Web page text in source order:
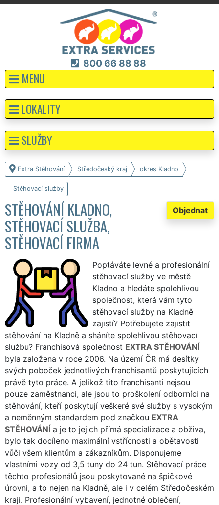
800 66 88 88
MENU
Extra Stěhování Středočeský kraj okres Kladno
Stěhovací služby
Objednat
STĚHOVÁNÍ KLADNO,
STĚHOVACÍ SLUŽBA,
STĚHOVACÍ FIRMA
Poptáváte levné a profesionální
stěhovací služby ve městě
Kladno a hledáte spolehlivou
společnost, která vám tyto
stěhovací služby na Kladně
zajistí? Potřebujete zajistit
stěhování na Kladně a sháníte spolehlivou stěhovací
službu? Franchisová společnost EXTRA STĚHOVÁNÍ
byla založena v roce 2006. Na území ČR má desítky
svých poboček jednotlivých franchisantů poskytujících
právě tyto práce. A jelikož tito franchisanti nejsou
pouze zaměstnanci, ale jsou to proškolení odborníci na
stěhování, kteří poskytují veškeré své služby s vysokým
a neměnným standardem pod značkou EXTRA
STĚHOVÁNÍ a je to jejich přímá specializace a obživa,
bylo tak docíleno maximální vstřícnosti a obětavosti
vůči všem klientům a zákazníkům. Disponujeme
vlastními vozy od 3,5 tuny do 24 tun. Stěhovací práce
těchto profesionálů jsou poskytované na špičkové
úrovni, a to nejen na Kladně, ale i v celém Středočeském
kraji. Profesionální vybavení, jednotné oblečení,
LOKALITY
SLUŽBY